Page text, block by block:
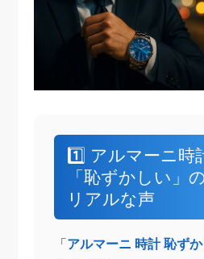
1️⃣ アルマーニ時
「恥ずかしい」
リアルな声
「 アルマーニ 時計 恥ず